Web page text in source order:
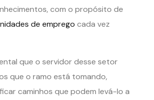
com o propósito de
de emprego cada vez
que o servidor desse setor
que o ramo está tomando,
caminhos que podem levá-lo a